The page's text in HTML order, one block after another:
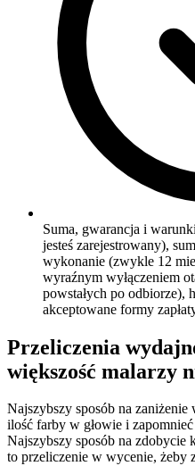
Suma, gwarancja i
jesteś zarejestrowany),
wykonanie (zwykle 12
wyraźnym wyłączeniem
powstałych po odbiorze),
akceptowane formy
Przeliczenia
większość malarzy
Najszybszy sposób na
ilość farby w głowie i
Najszybszy sposób na zdobycie
to przeliczenie w wycenie, żeby